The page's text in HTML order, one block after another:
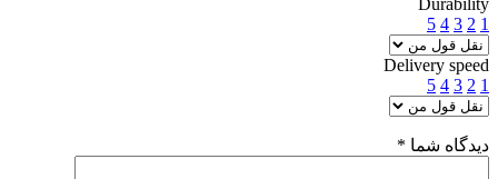
Durability
1
2
3
4
5
Delivery speed
1
2
3
4
5
دیدگاه شما *